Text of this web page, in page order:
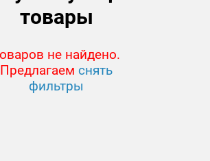
товары
не найдено.
Предлагаем снять
фильтры